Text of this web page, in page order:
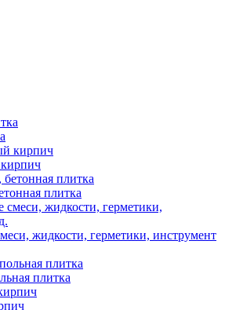
плитка
жидкости, герметики, инструмент
плитка